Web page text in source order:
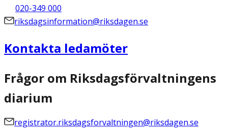
020-349 000
riksdagsinformation@riksdagen.se
Kontakta ledamöter
Frågor om Riksdagsförvaltningens
diarium
registrator.riksdagsforvaltningen@riksdagen.se